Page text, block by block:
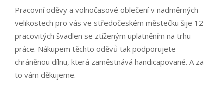
Pracovní oděvy a volnočasové oblečení v nadměrných
velikostech pro vás ve středočeském městečku šije 12
pracovitých švadlen se ztíženým uplatněním na trhu
práce. Nákupem těchto oděvů tak podporujete
chráněnou dílnu, která zaměstnává handicapované. A za
to vám děkujeme.